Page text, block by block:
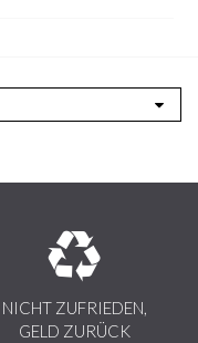
NICHT ZUFRIEDEN,
GELD ZURÜCK